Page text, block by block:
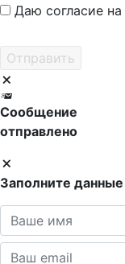
Даю согласие на
Сообщение
отправлено
Заполните данные